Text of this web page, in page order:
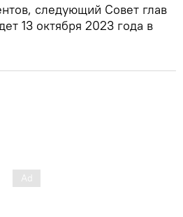
следующий Совет глав
13 октября 2023 года в